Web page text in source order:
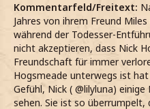
Kommentarfeld/Freitext:
Jahres von ihrem Freund
während der Todesser-
nicht akzeptieren, dass Nick
Freundschaft für immer
Hogsmeade unterwegs ist
Gefühl, Nick ( @lilyluna)
sehen. Sie ist so überrumpelt,